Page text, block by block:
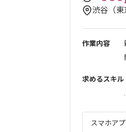
渋谷（東
作業内容
求めるスキル
スマホア